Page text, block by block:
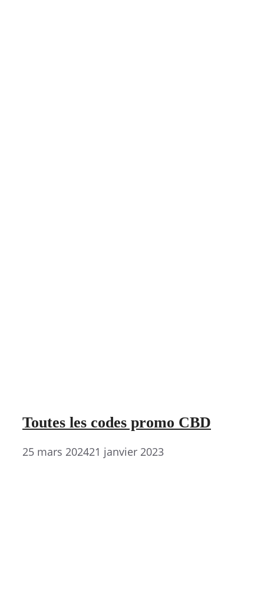
Toutes les codes promo CBD
25 mars 202421 janvier 2023